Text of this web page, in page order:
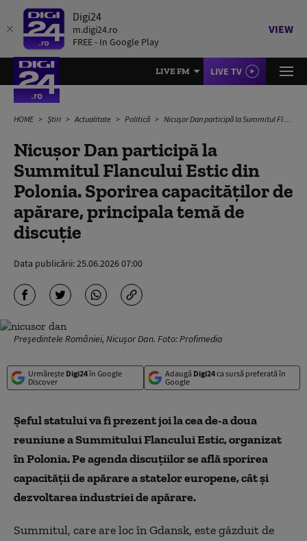
Digi24
m.digi24.ro
FREE - In Google Play
VIEW
LIVE FM LIVE TV
HOME Știri Actualitate Politică Nicușor Dan participă la Summitul Flancului Estic din Polonia. Sporirea capacităților de apărare, principala temă de discuție
Nicușor Dan participă la
Summitul Flancului Estic din
Polonia. Sporirea capacităților de
apărare, principala temă de
discuție
Data publicării:25.06.2026 07:00
Președintele României, Nicușor Dan. Foto: Profimedia
Urmărește Digi24în Google
Discover
Adaugă Digi24ca sursă preferată în
Google
Șeful statului va fi prezent joi la cea de-a doua
reuniune a Summitului Flancului Estic, organizat
în Polonia. Pe agenda discuțiilor se află sporirea
capacității de apărare a statelor europene, cât și
dezvoltarea industriei de apărare.
Summitul, care are loc în Gdansk, este găzduit de